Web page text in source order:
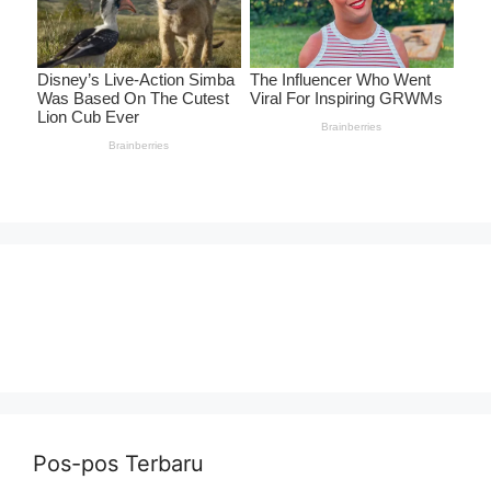
Pos-pos Terbaru